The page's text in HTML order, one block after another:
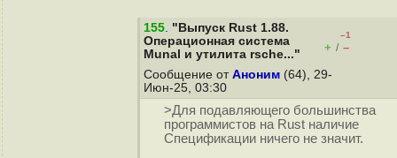
155. "Выпуск Rust 1.88.
Операционная система
Munal и утилита rsche..."
–1
+ / –
Сообщение от Аноним (64), 29-
Июн-25, 03:30
>Для подавляющего большинства
программистов на Rust наличие
Спецификации ничего не значит.